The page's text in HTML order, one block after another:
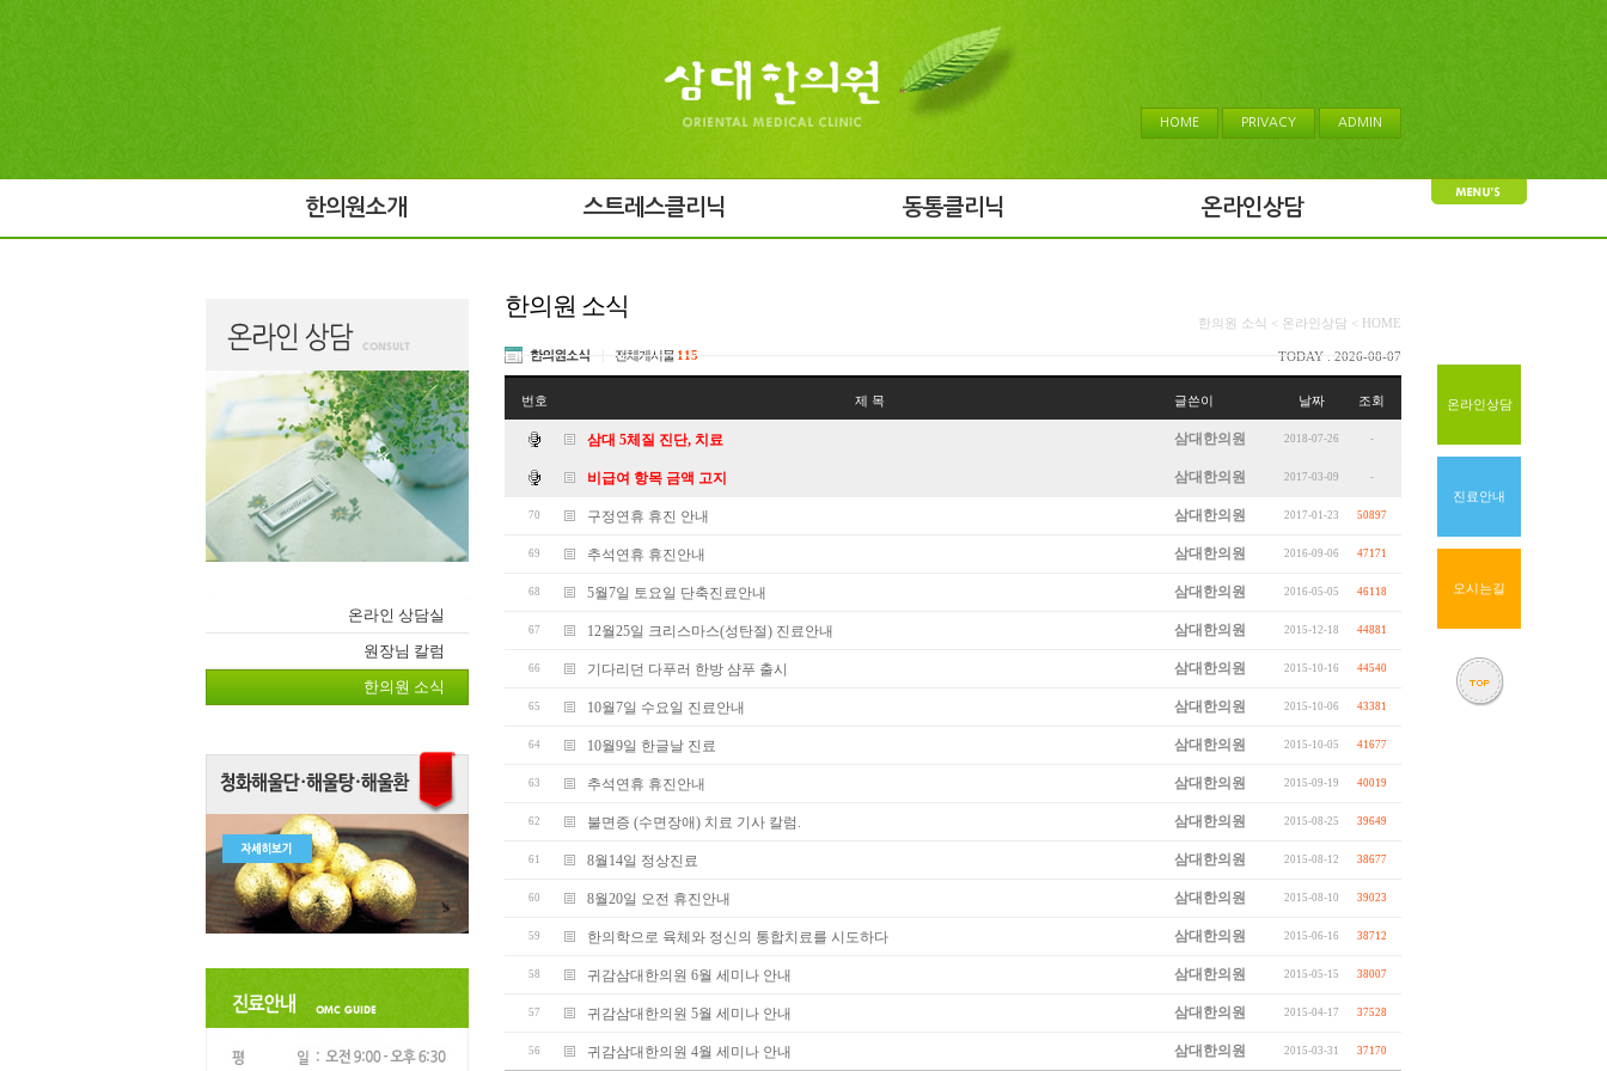
HOME PRIVACY ADMIN
한의원소개 스트레스클리닉 동통클리닉 온라인상담
온라인 상담실
원장님 칼럼
한의원 소식
한의원 소식
한의원 소식 < 온라인상담 < HOME
한의원소식 전체게시물 115 TODAY : 2026-08-07
번호 제 목 글쓴이 날짜 조회
삼대 5체질 진단, 치료 삼대한의원 2018-07-26 -
비급여 항목 금액 고지 삼대한의원 2017-03-09 -
70 구정연휴 휴진 안내 삼대한의원 2017-01-23 50897
69 추석연휴 휴진안내 삼대한의원 2016-09-06 47171
68 5월7일 토요일 단축진료안내 삼대한의원 2016-05-05 46118
67 12월25일 크리스마스(성탄절) 진료안내 삼대한의원 2015-12-18 44881
66 기다리던 다푸러 한방 샴푸 출시 삼대한의원 2015-10-16 44540
65 10월7일 수요일 진료안내 삼대한의원 2015-10-06 43381
64 10월9일 한글날 진료 삼대한의원 2015-10-05 41677
63 추석연휴 휴진안내 삼대한의원 2015-09-19 40019
62 불면증 (수면장애) 치료 기사 칼럼. 삼대한의원 2015-08-25 39649
61 8월14일 정상진료 삼대한의원 2015-08-12 38677
60 8월20일 오전 휴진안내 삼대한의원 2015-08-10 39023
59 한의학으로 육체와 정신의 통합치료를 시도하다 삼대한의원 2015-06-16 38712
58 귀감삼대한의원 6월 세미나 안내 삼대한의원 2015-05-15 38007
57 귀감삼대한의원 5월 세미나 안내 삼대한의원 2015-04-17 37528
56 귀감삼대한의원 4월 세미나 안내 삼대한의원 2015-03-31 37170
온라인상담
진료안내
오시는길